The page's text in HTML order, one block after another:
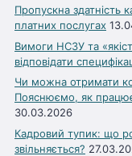
Пропускна здатність
платних послугах
Вимоги НСЗУ та
відповідати
Чи можна отримати
Пояснюємо, як працює
30.03.2026
Кадровий тупик: що
звільняється?